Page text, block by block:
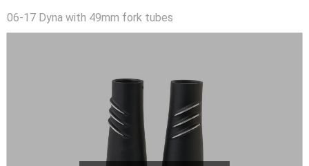
06-17 Dyna with 49mm fork tubes